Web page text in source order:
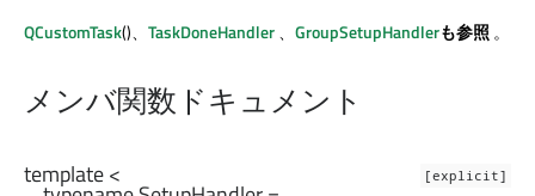
QCustomTask()、 TaskDoneHandler、 GroupSetupHandlerも参照 。
メンバ関数ドキュメント
[explicit]
template <